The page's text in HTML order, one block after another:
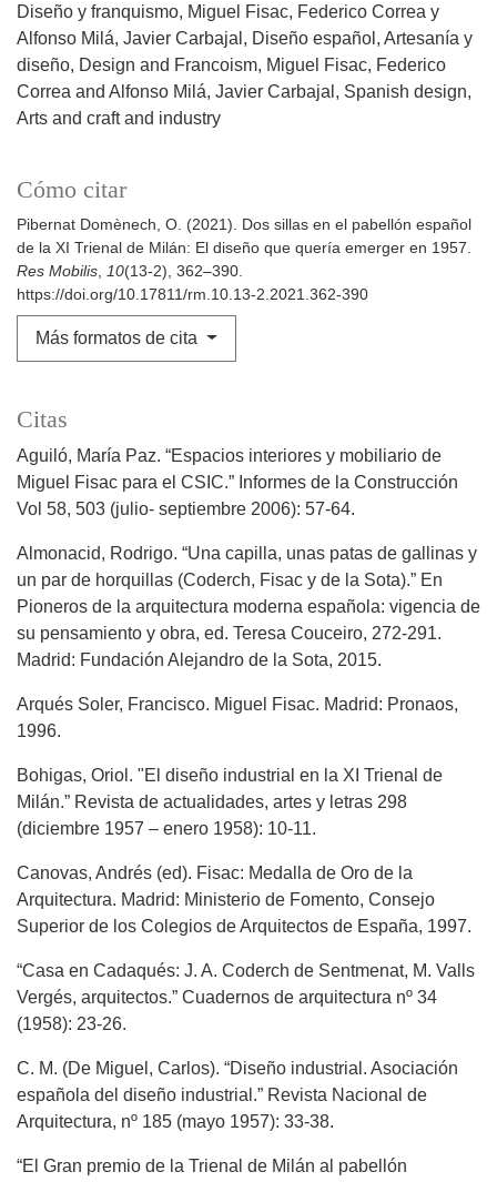
Diseño y franquismo Miguel Fisac Federico Correa y
Alfonso Milá Javier Carbajal Diseño español
Artesanía y
diseño Design and Francoism Miguel Fisac Federico
Correa and Alfonso Milá Javier Carbajal
Spanish design
Arts and craft and industry
Cómo citar
Pibernat Domènech, O. (2021). Dos sillas en el pabellón español
de la XI Trienal de Milán: El diseño que quería emerger en 1957.
Res Mobilis, 10(13-2), 362–390.
https://doi.org/10.17811/rm.10.13-2.2021.362-390
Más formatos de cita
Citas
Aguiló, María Paz. “Espacios interiores y mobiliario de
Miguel Fisac para el CSIC.” Informes de la Construcción
Vol 58, 503 (julio- septiembre 2006): 57-64.
Almonacid, Rodrigo. “Una capilla, unas patas de gallinas y
un par de horquillas (Coderch, Fisac y de la Sota).” En
Pioneros de la arquitectura moderna española: vigencia de
su pensamiento y obra, ed. Teresa Couceiro, 272-291.
Madrid: Fundación Alejandro de la Sota, 2015.
Arqués Soler, Francisco. Miguel Fisac. Madrid: Pronaos,
1996.
Bohigas, Oriol. "El diseño industrial en la XI Trienal de
Milán.” Revista de actualidades, artes y letras 298
(diciembre 1957 – enero 1958): 10-11.
Canovas, Andrés (ed). Fisac: Medalla de Oro de la
Arquitectura. Madrid: Ministerio de Fomento, Consejo
Superior de los Colegios de Arquitectos de España, 1997.
“Casa en Cadaqués: J. A. Coderch de Sentmenat, M. Valls
Vergés, arquitectos.” Cuadernos de arquitectura nº 34
(1958): 23-26.
C. M. (De Miguel, Carlos). “Diseño industrial. Asociación
española del diseño industrial.” Revista Nacional de
Arquitectura, nº 185 (mayo 1957): 33-38.
“El Gran premio de la Trienal de Milán al pabellón